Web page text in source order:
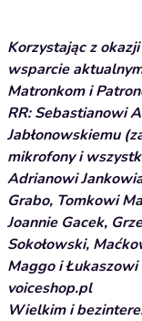
Korzystając z
wsparcie
Matronkom i
RR: Sebastianowi
Jabłonowskiemu
mikrofony i
Adrianowi
Grabo, Tomkowi
Joannie Gacek,
Sokołowski,
Maggo i
voiceshop.pl
Wielkim i